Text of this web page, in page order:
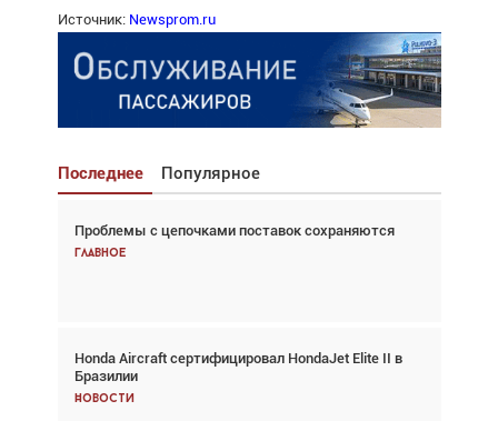
Источник: Newsprom.ru
Последнее Популярное
Проблемы с цепочками поставок сохраняются
Главное
Honda Aircraft сертифицировал HondaJet Elite II в
Бразилии
Новости
Взгляд с высоты: тандем вертолётов и БПЛА в
спасательных операциях
Авиационный фотограф Дэйв Кох: «Фотография
говорит сама за себя... а ИИ всё портит»
Новости